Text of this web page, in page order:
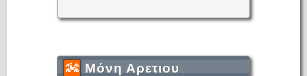
Μόνη Αρετιου